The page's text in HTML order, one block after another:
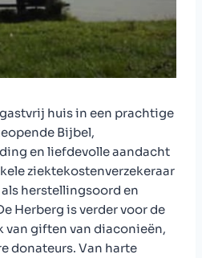
huis in een prachtige
Bijbel,
en liefdevolle aandacht
ziektekostenverzekeraar
herstellingsoord en
Herberg is verder voor de
giften van diaconieën,
donateurs. Van harte